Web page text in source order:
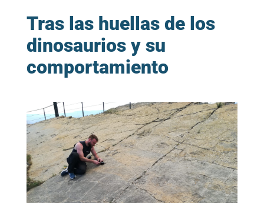
Tras las huellas de los
dinosaurios y su
comportamiento